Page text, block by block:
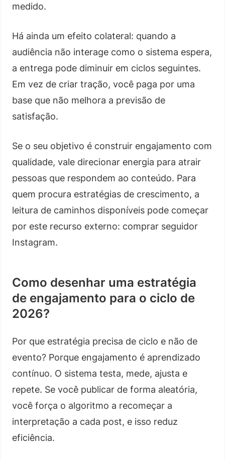
medido.
Há ainda um efeito colateral: quando a
audiência não interage como o sistema espera,
a entrega pode diminuir em ciclos seguintes.
Em vez de criar tração, você paga por uma
base que não melhora a previsão de
satisfação.
Se o seu objetivo é construir engajamento com
qualidade, vale direcionar energia para atrair
pessoas que respondem ao conteúdo. Para
quem procura estratégias de crescimento, a
leitura de caminhos disponíveis pode começar
por este recurso externo: comprar seguidor
Instagram.
Como desenhar uma estratégia
de engajamento para o ciclo de
2026?
Por que estratégia precisa de ciclo e não de
evento? Porque engajamento é aprendizado
contínuo. O sistema testa, mede, ajusta e
repete. Se você publicar de forma aleatória,
você força o algoritmo a recomeçar a
interpretação a cada post, e isso reduz
eficiência.